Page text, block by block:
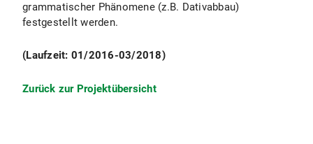
grammatischer Phänomene (z.B. Dativabbau)
festgestellt werden.
(Laufzeit: 01/2016-03/2018)
Zurück zur Projektübersicht